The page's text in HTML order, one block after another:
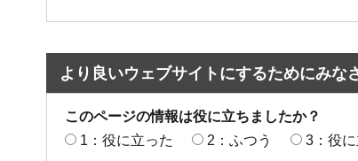
より良いウェブサイトにするためにみな
このページの情報は役に立ちましたか？
1：役に立った
2：ふつう 3：役